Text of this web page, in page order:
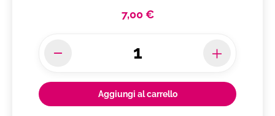
7,00 €
Aggiungi al carrello